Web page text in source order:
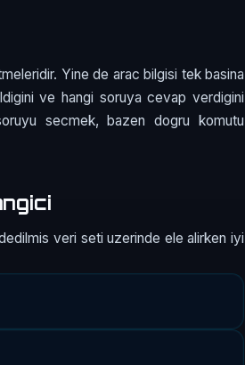
Yine de arac bilgisi tek basina
ve hangi soruya cevap verdigini
secmek, bazen dogru komutu
veri seti uzerinde ele alirken iyi